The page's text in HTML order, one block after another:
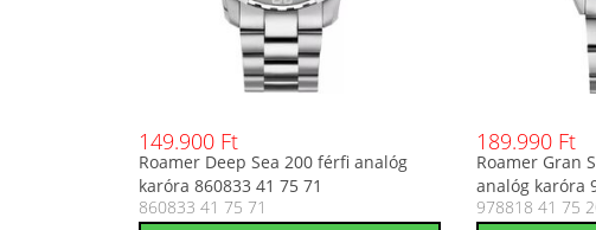
149.900 Ft
Roamer Deep Sea 200 férfi analóg
karóra 860833 41 75 71
860833 41 75 71
189.990 Ft
Roamer Gran
analóg karóra
978818 41 75